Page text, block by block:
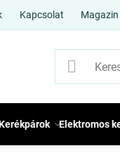
Kapcsolat Magazin
Elektromos